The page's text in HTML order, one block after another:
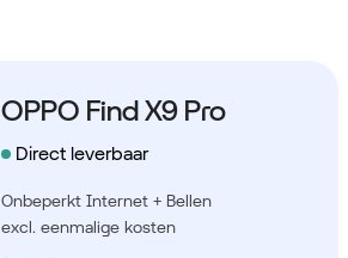
OPPO Find X9 Pro
Direct leverbaar
Onbeperkt Internet + Bellen
excl. eenmalige kosten